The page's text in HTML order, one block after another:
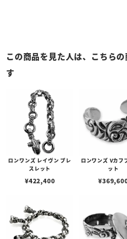
この商品を見た人は、こちら
す
ロンワンズ レイヴン ブレ
スレット
¥422,400
ロンワンズ Vカフ
ット
¥